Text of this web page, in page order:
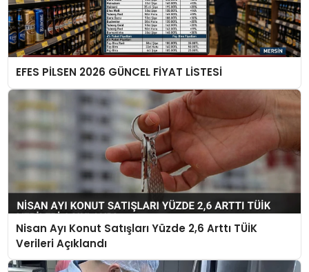
EFES PİLSEN 2026 GÜNCEL FİYAT LİSTESİ
Nisan Ayı Konut Satışları Yüzde 2,6 Arttı TÜİK
Verileri Açıklandı